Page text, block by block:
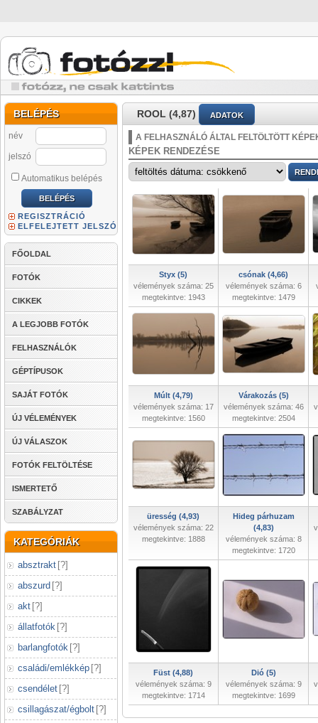
BELÉPÉS
név
jelszó
Automatikus belépés
REGISZTRÁCIÓ
ELFELEJTETT JELSZÓ
FŐOLDAL
FOTÓK
CIKKEK
A LEGJOBB FOTÓK
FELHASZNÁLÓK
GÉPTÍPUSOK
SAJÁT FOTÓK
ÚJ VÉLEMÉNYEK
ÚJ VÁLASZOK
FOTÓK FELTÖLTÉSE
ISMERTETŐ
SZABÁLYZAT
KATEGÓRIÁK
absztrakt [?]
abszurd [?]
akt [?]
állatfotók [?]
barlangfotók [?]
családi/emlékkép [?]
csendélet [?]
csillagászat/égbolt [?]
ROOL (4,87) ADATOK
A FELHASZNÁLÓ ÁLTAL FELTÖLTÖTT
KÉPEK RENDEZÉSE
Styx (5)
vélemények száma: 25
megtekintve: 1943
csónak (4,66)
vélemények száma: 6
megtekintve: 1479
Múlt (4,79)
vélemények száma: 17
megtekintve: 1560
Várakozás (5)
vélemények száma: 46
megtekintve: 2504
üresség (4,93)
vélemények száma: 22
megtekintve: 1888
Hideg párhuzam
(4,83)
vélemények száma: 8
megtekintve: 1720
Füst (4,88)
vélemények száma: 9
megtekintve: 1714
Dió (5)
vélemények száma: 9
megtekintve: 1699